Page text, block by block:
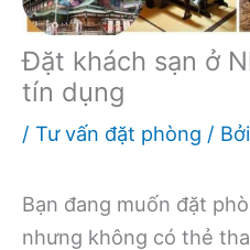
Đặt khách sạn ở
tín dụng
/ Tư vấn đặt phòng / Bởi
Bạn đang muốn đặt
nhưng không có thẻ